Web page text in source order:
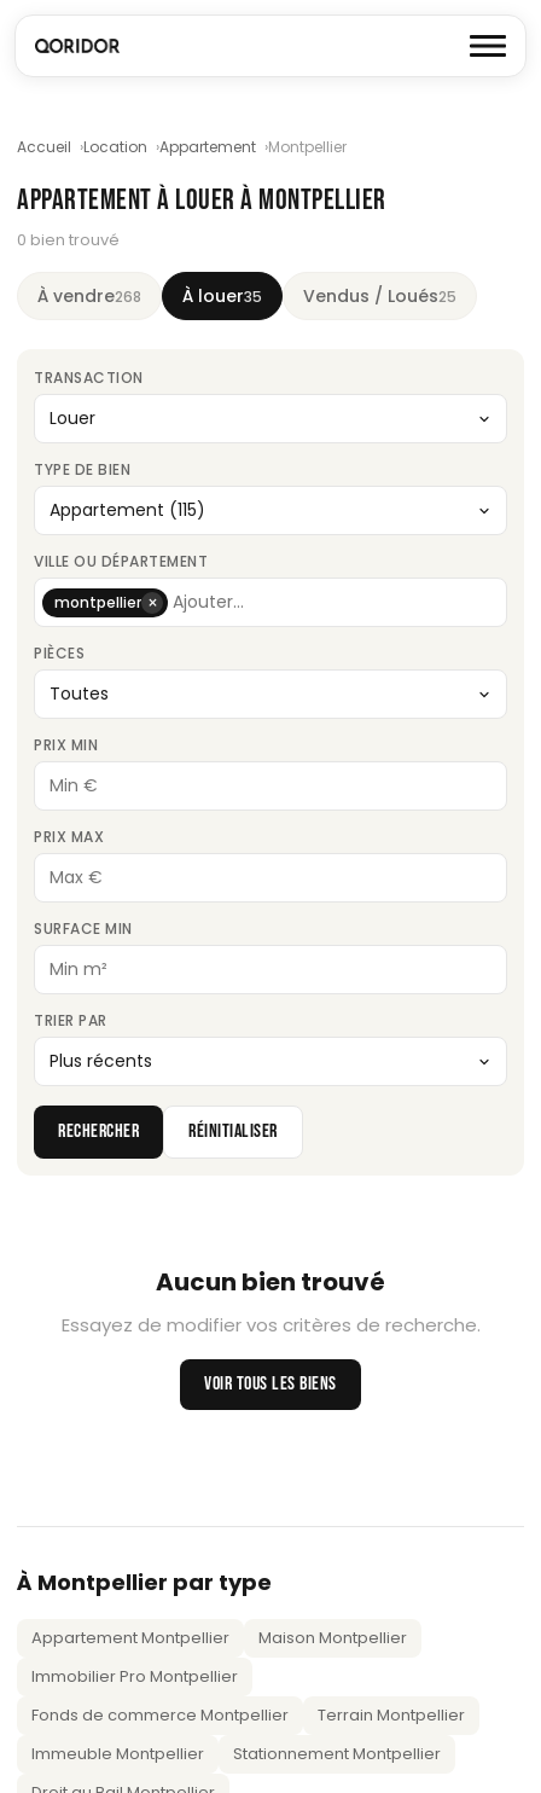
Accueil Location Appartement Montpellier
APPARTEMENT À LOUER À MONTPELLIER
0 bien trouvé
À vendre268 À louer35 Vendus / Loués25
TRANSACTION
TYPE DE BIEN
VILLE OU DÉPARTEMENT
montpellier ×
PIÈCES
PRIX MIN
PRIX MAX
SURFACE MIN
TRIER PAR
RECHERCHER RÉINITIALISER
Aucun bien trouvé
Essayez de modifier vos critères de recherche.
VOIR TOUS LES BIENS
À Montpellier par type
Appartement Montpellier
Maison Montpellier
Immobilier Pro Montpellier
Fonds de commerce Montpellier
Terrain Montpellier
Immeuble Montpellier
Stationnement Montpellier